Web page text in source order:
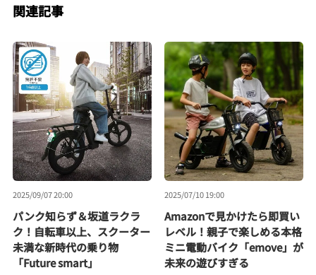
関連記事
2025/09/07 20:00
パンク知らず＆坂道ラクラ
ク！自転車以上、スクーター
未満な新時代の乗り物
「Future smart」
2025/07/10 19:00
Amazonで見かけたら即買い
レベル！親子で楽しめる本格
ミニ電動バイク「emove」が
未来の遊びすぎる